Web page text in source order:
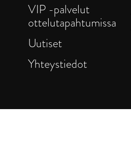
VIP -palvelut
ottelutapahtumissa
Uutiset
Yhteystiedot